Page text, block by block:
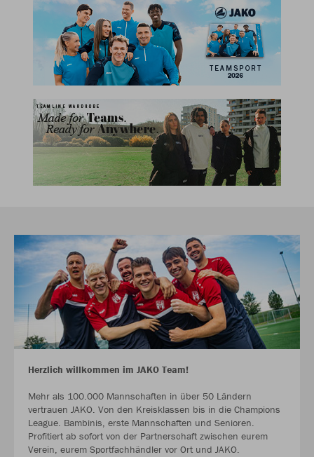
Herzlich willkommen im JAKO Team!
Mehr als 100.000 Mannschaften in über 50 Ländern
vertrauen JAKO. Von den Kreisklassen bis in die Champions
League. Bambinis, erste Mannschaften und Senioren.
Profitiert ab sofort von der Partnerschaft zwischen eurem
Verein, eurem Sportfachhändler vor Ort und JAKO.